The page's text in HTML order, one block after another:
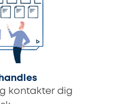
kontakter dig